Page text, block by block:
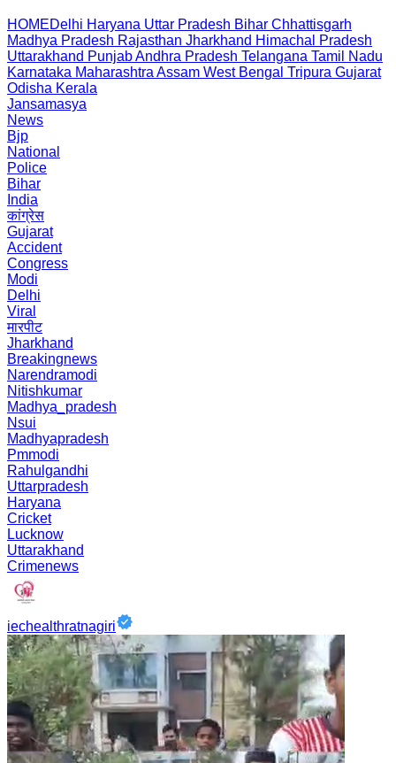
HOMEDelhi Haryana Uttar Pradesh Bihar Chhattisgarh
Madhya Pradesh Rajasthan Jharkhand Himachal Pradesh
Uttarakhand PunjabAndhra Pradesh Telangana Tamil Nadu
Karnataka Maharashtra Assam West Bengal Tripura Gujarat
Odisha Kerala
Jansamasya
News
Bjp
National
Police
Bihar
India
कांग्रेस
Gujarat
Accident
Congress
Modi
Delhi
Viral
मारपीट
Jharkhand
Breakingnews
Narendramodi
Nitishkumar
Madhya_pradesh
Nsui
Madhyapradesh
Pmmodi
Rahulgandhi
Uttarpradesh
Haryana
Cricket
Lucknow
Uttarakhand
Crimenews
iechealthratnagiri